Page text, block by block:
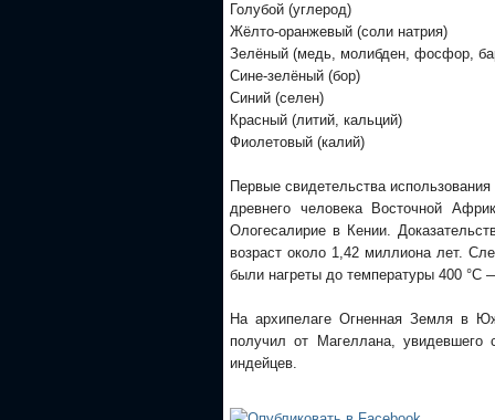
Голубой (углерод)
Жёлто-оранжевый (соли натрия)
Зелёный (медь, молибден, фосфор,
Сине-зелёный (бор)
Синий (селен)
Красный (литий, кальций)
Фиолетовый (калий)
Первые свидетельства
древнего человека Восточной
Ологесалирие в Кении.
возраст около 1,42 миллиона лет.
были нагреты до температуры 400 °C
На архипелаге Огненная Земля в
получил от Магеллана, увидевшего
индейцев.